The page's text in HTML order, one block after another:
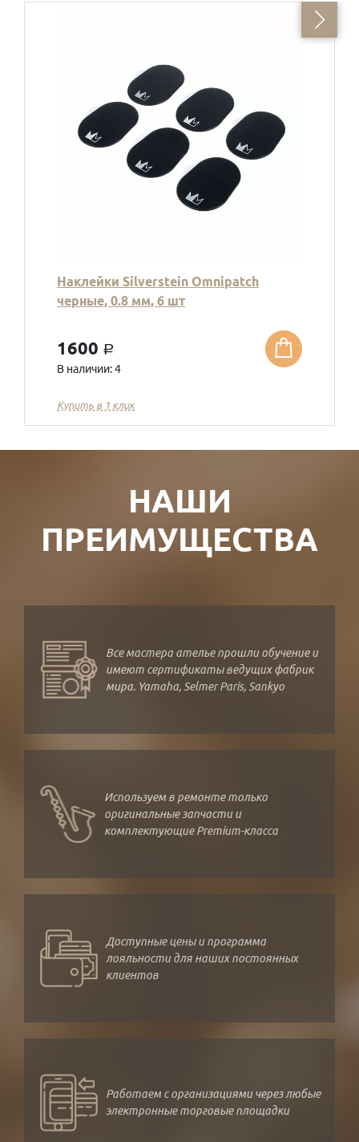
Наклейки Silverstein Omnipatch
черные, 0.8 мм, 6 шт
1600 a
В наличии: 4
Купить в 1 клик
НАШИ
ПРЕИМУЩЕСТВА
Все мастера ателье прошли обучение и
имеют сертификаты ведущих фабрик
мира. Yamaha, Selmer Paris, Sankyo
Используем в ремонте только
оригинальные запчасти и
комплектующие Premium-класса
Доступные цены и программа
лояльности для наших постоянных
клиентов
Работаем с организациями через любые
электронные торговые площадки